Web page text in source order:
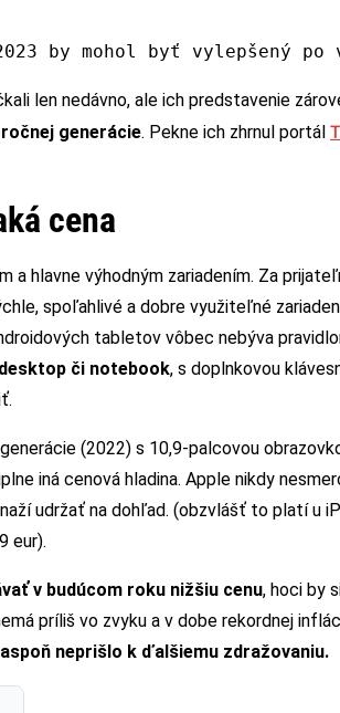
by mohol byť vylepšený po
len nedávno, ale ich predstavenie
generácie. Pekne ich zhrnul portál
cena
a hlavne výhodným zariadením. Za
spoľahlivé a dobre využiteľné
tabletov vôbec nebýva
či notebook, s doplnkovou
(2022) s 10,9-palcovou
iná cenová hladina. Apple nikdy
udržať na dohľad. (obzvlášť to platí u
eur).
v budúcom roku nižšiu cenu, hoci by
príliš vo zvyku a v dobe rekordnej
aspoň neprišlo k ďalšiemu zdražovaniu.